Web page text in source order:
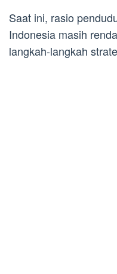
Saat ini, rasio
Indonesia masih
langkah-langkah